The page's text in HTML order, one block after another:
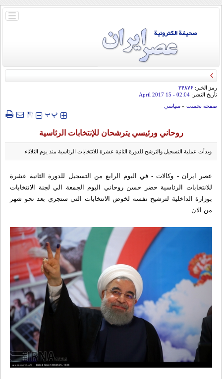
باز
رمز الخبر: ۳۴۸۷۶
تأريخ النشر: 02:04
- 15 April 2017
صفحه نخست » سياسي
‍‍‍ پپ
روحاني ورئيسي يترشحان للإنتخابات الرئاسية
وبدأت عملية التسجيل والترشح للدورة الثانية عشرة للانتخابات الرئاسية منذ يوم الثلاثاء.
عصر ايران - وكالات - في اليوم الرابع من التسجيل للدورة الثانية عشرة
للانتخابات الرئاسية حضر حسن روحاني اليوم الجمعة الي لجنة الانتخابات
بوزارة الداخلية لترشيح نفسه لخوض الانتخابات التي ستجري بعد نحو شهر
من الان.